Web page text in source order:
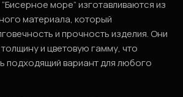
море” изготавливаются из
материала, который
и прочность изделия. Они
и цветовую гамму, что
подходящий вариант для любого